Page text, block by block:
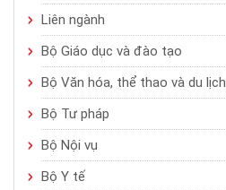
Liên ngành
Bộ Giáo dục và đào tạo
Bộ Văn hóa, thể thao và du lịch
Bộ Tư pháp
Bộ Nội vụ
Bộ Y tế